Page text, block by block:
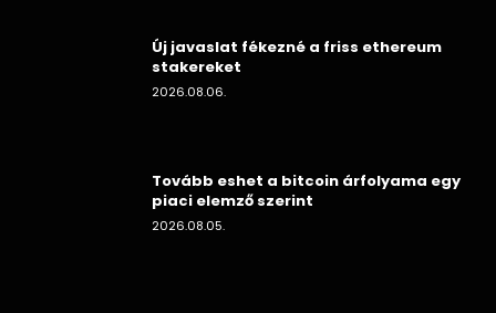
Új javaslat fékezné a friss ethereum
stakereket
2026.08.06.
Tovább eshet a bitcoin árfolyama egy
piaci elemző szerint
2026.08.05.